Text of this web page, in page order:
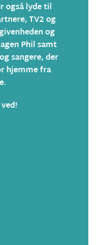
også lyde til
TV2 og
og
Phil samt
sangere, der
hjemme fra